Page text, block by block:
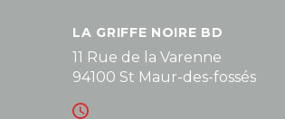
LA GRIFFE NOIRE BD
11 Rue de la Varenne
94100 St Maur-des-fossés